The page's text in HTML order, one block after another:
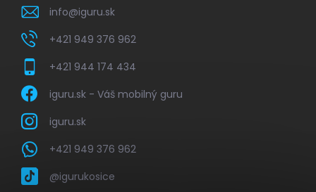
info@iguru.sk
+421 949 376 962
+421 944 174 434
iguru.sk - Váš mobilný guru
iguru.sk
+421 949 376 962
@igurukosice